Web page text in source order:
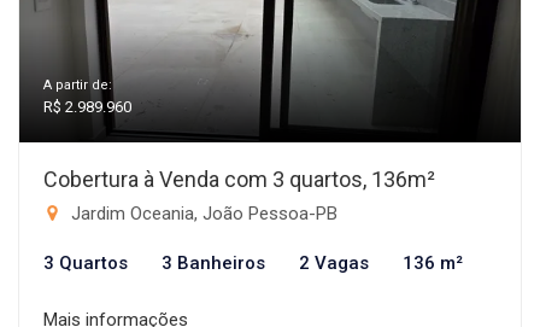
A partir de:
R$ 2.989.960
Cobertura à Venda com 3 quartos, 136m²
Jardim Oceania, João Pessoa-PB
3 Quartos 3 Banheiros 2 Vagas 136 m²
Mais informações